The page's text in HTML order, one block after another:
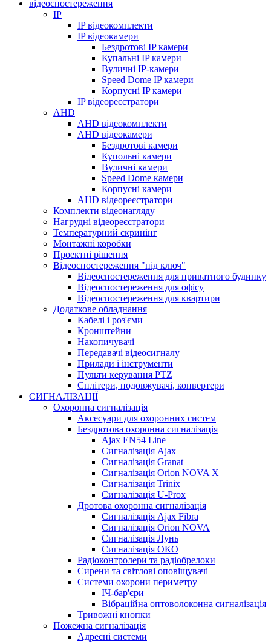
відеоспостереження
IP
IP відеокомплекти
IP відеокамери
Бездротові IP камери
Купальні IP камери
Вуличні IP-камери
Speed Dome IP камери
Корпусні IP камери
IP відеореєстратори
AHD
AHD відеокомплекти
AHD відеокамери
Бездротові камери
Купольні камери
Вуличні камери
Speed Dome камери
Корпусні камери
AHD відеореєстратори
Комплекти відеонагляду
Нагрудні відеореєстратори
Температурний скринінг
Монтажні коробки
Проектні рішення
Відеоспостереження "під ключ"
Відеоспостереження для приватного будинку
Відеоспостереження для офісу
Відеоспостереження для квартири
Додаткове обладнання
Кабелі і роз'єми
Кронштейни
Накопичувачі
Передавачі відеосигналу
Прилади і інструменти
Пульти керування PTZ
Сплітери, подовжувачі, конвертери
СИГНАЛІЗАЦІЇ
Охоронна сигналізація
Аксесуари для охоронних систем
Бездротова охоронна сигналізація
Ajax EN54 Line
Сигналізація Ajax
Сигналізація Granat
Сигналізація Orion NOVA X
Сигналізація Trinix
Сигналізація U-Prox
Дротова охоронна сигналізація
Сигналізація Ajax Fibra
Сигналізація Orion NOVA
Сигналізація Лунь
Сигналізація ОКО
Радіоконтролери та радіобрелоки
Сирени та світлові оповіщувачі
Системи охорони периметру
ІЧ-бар'єри
Вібраційна оптоволоконна сигналізація
Тривожні кнопки
Пожежна сигналізація
Адресні системи